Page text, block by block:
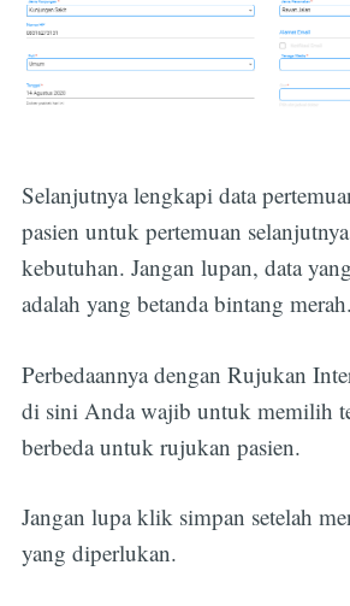
Selanjutnya lengkapi data
pasien untuk pertemuan
kebutuhan. Jangan lupan, data
adalah yang betanda bintang merah.
Perbedaannya dengan Rujukan
di sini Anda wajib untuk memilih
berbeda untuk rujukan pasien.
Jangan lupa klik simpan setelah
yang diperlukan.